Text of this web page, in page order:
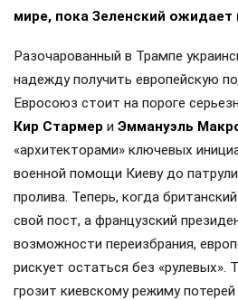
мире, пока Зеленский
Разочарованный в Трампе
надежду получить европейскую
Евросоюз стоит на пороге
Кир Стармер и Эммануэль
«архитекторами» ключевых
военной помощи Киеву до
пролива. Теперь, когда
свой пост, а французский
возможности переизбрания,
рискует остаться без «рулевых».
грозит киевскому режиму